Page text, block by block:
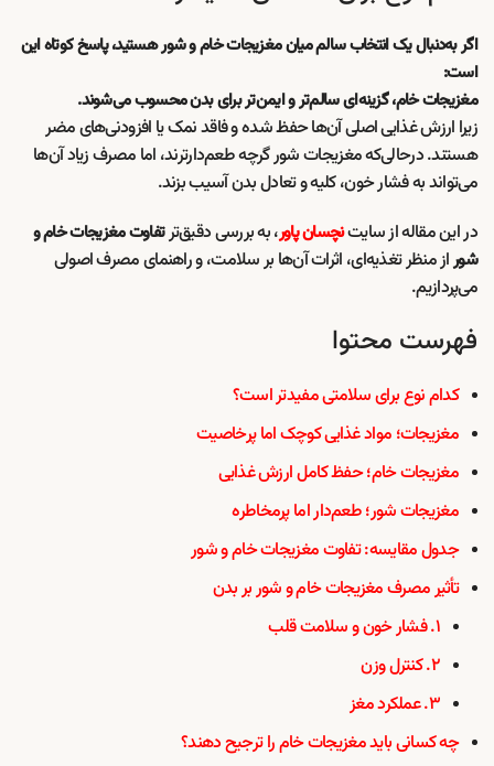
اگر به‌دنبال یک انتخاب سالم میان مغزیجات خام و شور هستید، پاسخ کوتاه این
است:
مغزیجات خام، گزینه‌ای سالم‌تر و ایمن‌تر برای بدن محسوب می‌شوند.
زیرا ارزش غذایی اصلی آن‌ها حفظ شده و فاقد نمک یا افزودنی‌های مضر
هستند. درحالی‌که مغزیجات شور گرچه طعم‌دارترند، اما مصرف زیاد آن‌ها
می‌تواند به فشار خون، کلیه و تعادل بدن آسیب بزند.
در این مقاله از سایتنچسان پاور، به بررسی دقیق‌ترتفاوت مغزیجات خام و
شوراز منظر تغذیه‌ای، اثرات آن‌ها بر سلامت، و راهنمای مصرف اصولی
می‌پردازیم.
فهرست محتوا
کدام نوع برای سلامتی مفیدتر است؟
مغزیجات؛ مواد غذایی کوچک اما پرخاصیت
مغزیجات خام؛ حفظ کامل ارزش غذایی
مغزیجات شور؛ طعم‌دار اما پرمخاطره
جدول مقایسه: تفاوت مغزیجات خام و شور
تأثیر مصرف مغزیجات خام و شور بر بدن
۱. فشار خون و سلامت قلب
۲. کنترل وزن
۳. عملکرد مغز
چه کسانی باید مغزیجات خام را ترجیح دهند؟